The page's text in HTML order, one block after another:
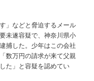
」などと脅迫するメール
未遂容疑で、神奈川県小
捕した。少年はこの会社
数万円の請求が来て父親
た」と容疑を認めてい